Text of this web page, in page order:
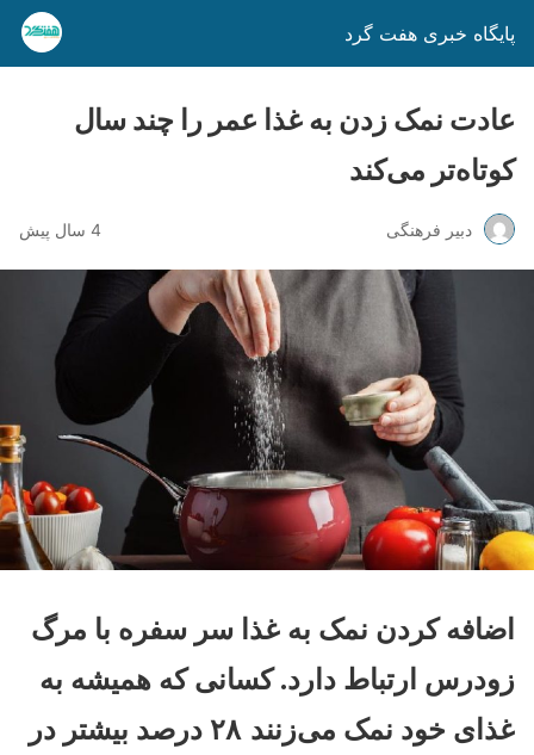
پایگاه خبری هفت گرد
عادت‌ نمک زدن به غذا عمر را چند سال
کوتاه‌تر می‌کند
دبیر فرهنگی 4 سال پیش
اضافه کردن نمک به غذا سر سفره با مرگ
زودرس ارتباط دارد. کسانی که همیشه به
غذای خود نمک می‌زنند ۲۸ درصد بیشتر در